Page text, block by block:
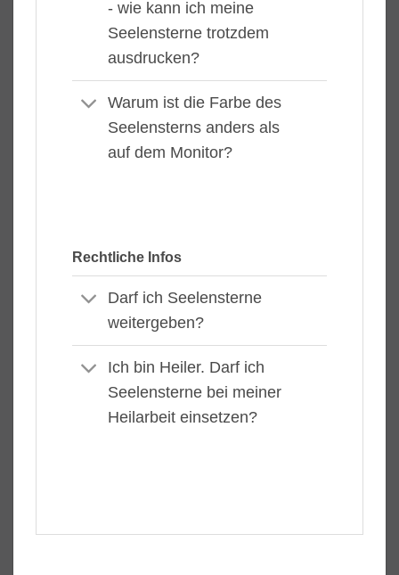
- wie kann ich meine
Seelensterne trotzdem
ausdrucken?
Warum ist die Farbe des
Seelensterns anders als
auf dem Monitor?
Rechtliche Infos
Darf ich Seelensterne
weitergeben?
Ich bin Heiler. Darf ich
Seelensterne bei meiner
Heilarbeit einsetzen?